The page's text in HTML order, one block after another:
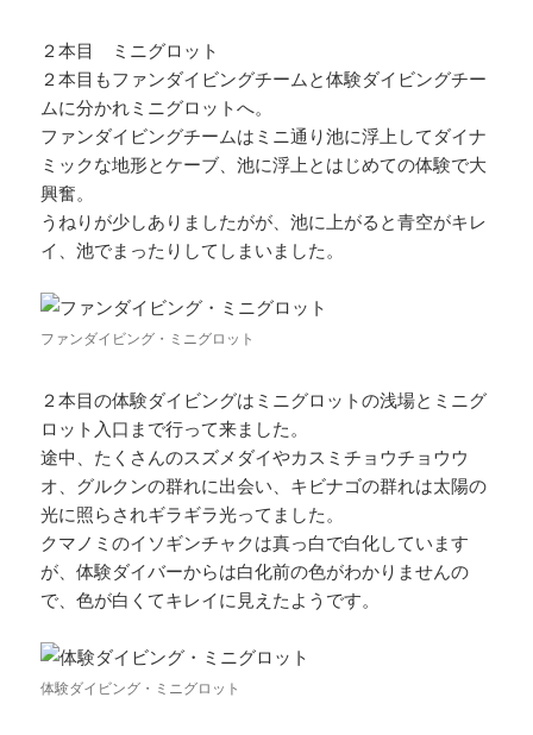
２本目 ミニグロット
２本目もファンダイビングチームと体験ダイビングチー
ムに分かれミニグロットへ。
ファンダイビングチームはミニ通り池に浮上してダイナ
ミックな地形とケーブ、池に浮上とはじめての体験で大
興奮。
うねりが少しありましたがが、池に上がると青空がキレ
イ、池でまったりしてしまいました。
ファンダイビング・ミニグロット
２本目の体験ダイビングはミニグロットの浅場とミニグ
ロット入口まで行って来ました。
途中、たくさんのスズメダイやカスミチョウチョウウ
オ、グルクンの群れに出会い、キビナゴの群れは太陽の
光に照らされギラギラ光ってました。
クマノミのイソギンチャクは真っ白で白化しています
が、体験ダイバーからは白化前の色がわかりませんの
で、色が白くてキレイに見えたようです。
体験ダイビング・ミニグロット